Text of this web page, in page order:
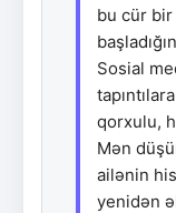
bu cür
Sosial
qorxulu,
Mən
ailənin
yenidən